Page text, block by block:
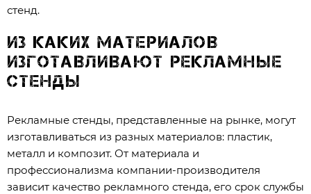
стенд.
Из каких материалов
изготавливают рекламные
стенды
Рекламные стенды, представленные на рынке, могут
изготавливаться из разных материалов: пластик,
металл и композит. От материала и
профессионализма компании-производителя
зависит качество рекламного стенда, его срок службы